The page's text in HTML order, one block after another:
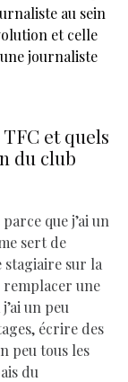
au sein
et celle
journaliste
et quels
du club
que j’ai un
sert de
stagiaire sur la
une
un peu
écrire des
peu tous les
du